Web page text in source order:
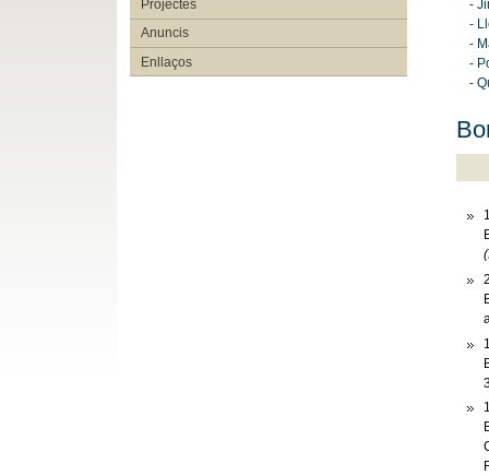
Projectes
Anuncis
Enllaços
-
-
-
-
-